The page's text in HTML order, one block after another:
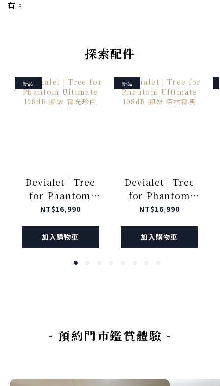
有。
探索配件
新品
Devialet | Tree
for Phantom
Ultimate 108dB
NT$16,990
加入購物車
新品
Devialet | Tree
for Phantom
Ultimate 108dB
NT$16,990
加入購物車
- 預約門市鑑賞體驗 -